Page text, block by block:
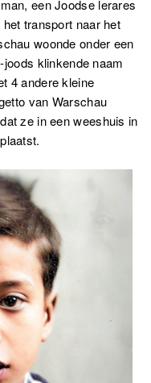
een Joodse lerares
transport naar het
woonde onder een
klinkende naam
4 andere kleine
van Warschau
ze in een weeshuis in